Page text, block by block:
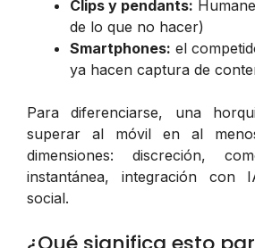
Clips y pendants:
de lo que no hacer)
Smartphones: el
ya hacen captura de
Para diferenciarse, una
superar al móvil en al
dimensiones: discreción,
instantánea, integración con
social.